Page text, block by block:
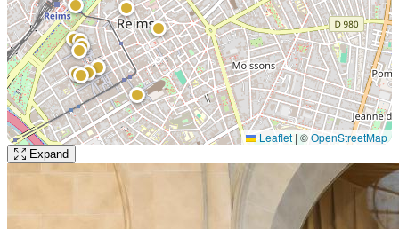
Leaflet | ©OpenStreetMap
Expand